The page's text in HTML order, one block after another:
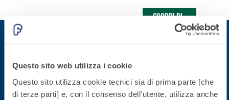
Questo sito web utilizza i cookie
Questo sito utilizza cookie tecnici sia di prima parte [che
di terze parti] e, con il consenso dell’utente, utilizza anche
Scopri di
Malta rapida
leganti
FASSAFLOOR
– FONDI DI
FASSAFLOOR L
a base di
anidrite e
Iscriviti alla newsletter
Rimani aggiornato con le ultime novità di Fassa Bortolo